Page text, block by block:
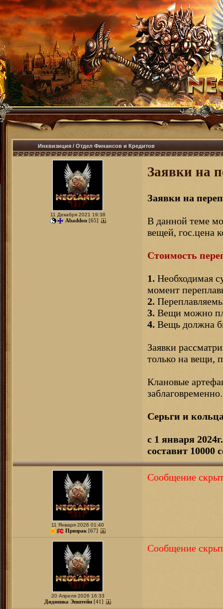
Инквизиция/Отдел Финансов и Кредитов
11 Декабря 2021 19:38
Abaddon [65]
Заявки на
Заявки на
В данной теме
вещей, гос.цена
Стоимость
1. Необходимая
момент
2.
3. Вещи можно
4. Вещь должна
Заявки
только на вещи,
Клановые
заблаговременно.
Серьги и
с 1 января
составит 10000
11 Января 2026 01:40
Призрак [67]
Сообщение
20 Апреля 2026 16:33
Дядюшка Эпштейн [41]
Сообщение